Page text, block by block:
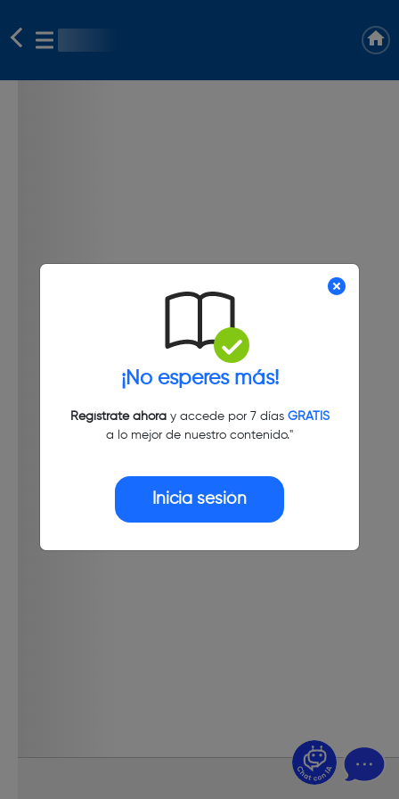
¡No esperes más!
Regístrate ahoray accede por 7 días GRATIS
a lo mejor de nuestro contenido."
Inicia sesión